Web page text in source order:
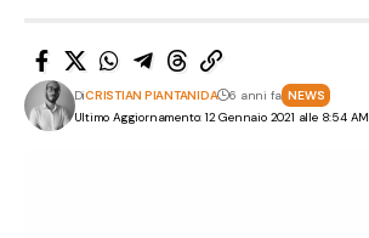
Ultimo Aggiornamento: 12 Gennaio 2021 alle 8:54 AM
DiCRISTIAN PIANTANIDA 6 anni fa NEWS